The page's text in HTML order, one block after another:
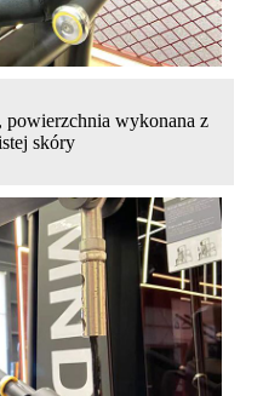
powierzchnia wykonana z
skóry